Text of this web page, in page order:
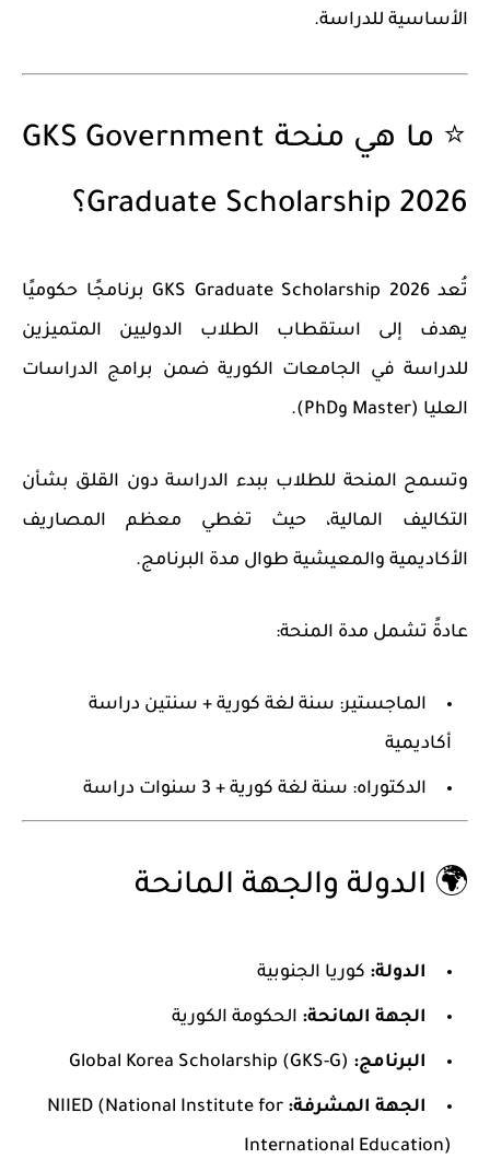
الأساسية للدراسة.
⭐ ما هي منحة GKS Government
Graduate Scholarship 2026؟
تُعدGKS Graduate Scholarship 2026 برنامجًا حكوميًا
يهدف إلى استقطاب الطلاب الدوليين المتميزين
للدراسة في الجامعات الكورية ضمن برامج الدراسات
العليا (Master وPhD).
وتسمح المنحة للطلاب ببدء الدراسة دون القلق بشأن
التكاليف المالية، حيث تغطي معظم المصاريف
الأكاديمية والمعيشية طوال مدة البرنامج.
عادةً تشمل مدة المنحة:
الماجستير: سنة لغة كورية + سنتين دراسة
أكاديمية
الدكتوراه: سنة لغة كورية + 3 سنوات دراسة
🌍 الدولة والجهة المانحة
الدولة: كوريا الجنوبية
الجهة المانحة: الحكومة الكورية
البرنامج: Global Korea Scholarship (GKS-G)
الجهة المشرفة: NIIED (National Institute for
International Education)